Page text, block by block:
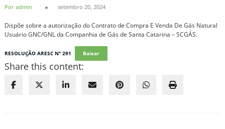
Por admin setembro 20, 2024
Dispõe sobre a autorização do Contrato de Compra E Venda De Gás Natural
Usuário GNC/GNL da Companhia de Gás de Santa Catarina – SCGÁS.
RESOLUÇÃO ARESC N° 291 Baixar
Share this content: